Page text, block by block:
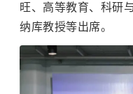
旺、高等教育、科研
纳库教授等出席。